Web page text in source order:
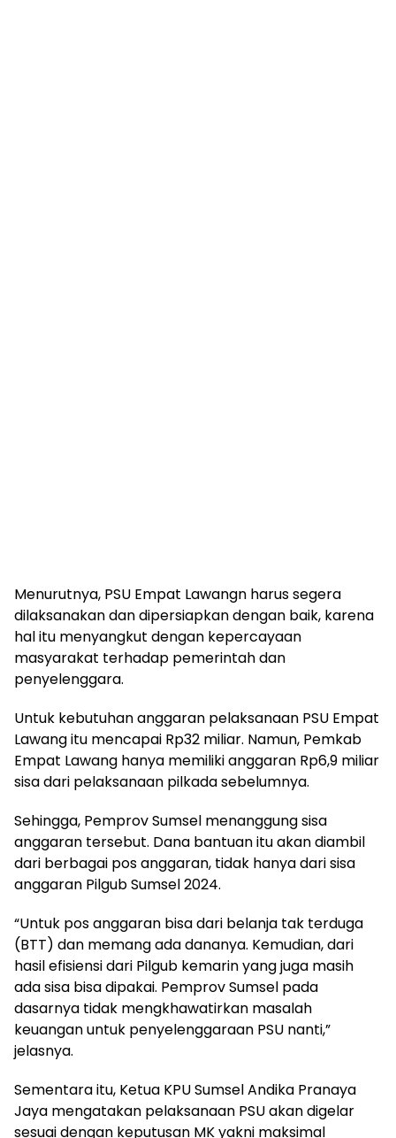
Menurutnya, PSU Empat Lawangn harus segera
dilaksanakan dan dipersiapkan dengan baik, karena
hal itu menyangkut dengan kepercayaan
masyarakat terhadap pemerintah dan
penyelenggara.
Untuk kebutuhan anggaran pelaksanaan PSU Empat
Lawang itu mencapai Rp32 miliar. Namun, Pemkab
Empat Lawang hanya memiliki anggaran Rp6,9 miliar
sisa dari pelaksanaan pilkada sebelumnya.
Sehingga, Pemprov Sumsel menanggung sisa
anggaran tersebut. Dana bantuan itu akan diambil
dari berbagai pos anggaran, tidak hanya dari sisa
anggaran Pilgub Sumsel 2024.
“Untuk pos anggaran bisa dari belanja tak terduga
(BTT) dan memang ada dananya. Kemudian, dari
hasil efisiensi dari Pilgub kemarin yang juga masih
ada sisa bisa dipakai. Pemprov Sumsel pada
dasarnya tidak mengkhawatirkan masalah
keuangan untuk penyelenggaraan PSU nanti,”
jelasnya.
Sementara itu, Ketua KPU Sumsel Andika Pranaya
Jaya mengatakan pelaksanaan PSU akan digelar
sesuai dengan keputusan MK yakni maksimal